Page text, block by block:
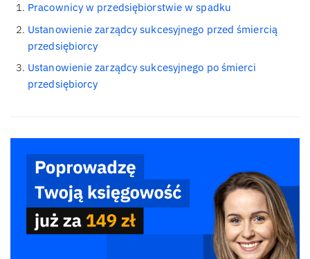
Pracownicy w przedsiębiorstwie w spadku
Ustanowienie zarządcy sukcesyjnego przed śmiercią
przedsiębiorcy
Ustanowienie zarządcy sukcesyjnego po śmierci
przedsiębiorcy